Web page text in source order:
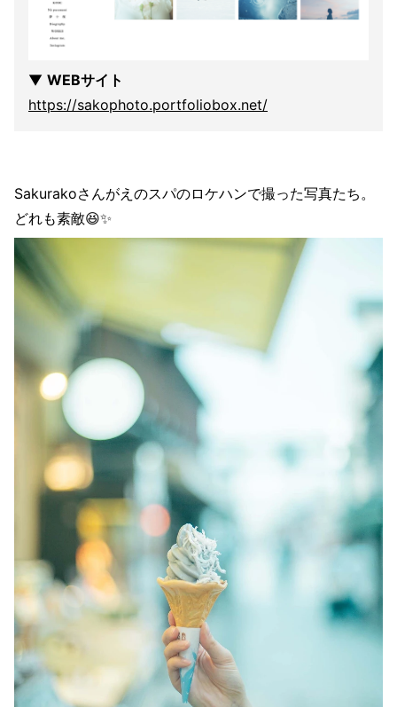
▼ WEBサイト
https://sakophoto.portfoliobox.net/
Sakurakoさんがえのスパのロケハンで撮った写真たち。
どれも素敵😆✨